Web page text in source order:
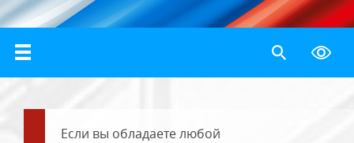
Если вы обладаете любой